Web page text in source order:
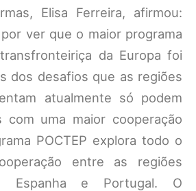
Elisa Ferreira, afirmou:
ver que o maior programa
da Europa foi
dos desafios que as regiões
atualmente só podem
com uma maior cooperação
POCTEP explora todo o
entre as regiões
Espanha e Portugal. O